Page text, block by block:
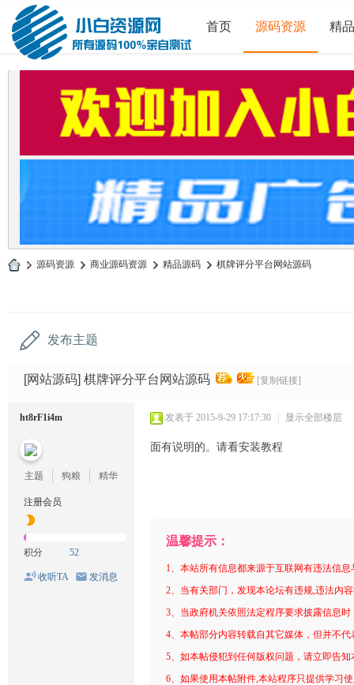
首页 源码资源 精
» 源码资源 › 商业源码资源 › 精品源码 › 棋牌评分平台网站源码
发布主题
[网站源码] 棋牌评分平台网站源码 [复制链接]
ht8rF1i4m
主题 狗粮 精华
注册会员
积分 52
收听TA 发消息
发表于 2015-9-29 17:17:30 | 显示全部楼层
面有说明的。请看安装教程
温馨提示：
1、本站所有信息都来源于互联网有违法信
2、当有关部门，发现本论坛有违规,违法内
3、当政府机关依照法定程序要求披露信息
4、本帖部分内容转载自其它媒体，但并不
5、如本帖侵犯到任何版权问题，请立即告
6、如果使用本帖附件,本站程序只提供学习